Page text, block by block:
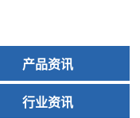
产品资讯
行业资讯